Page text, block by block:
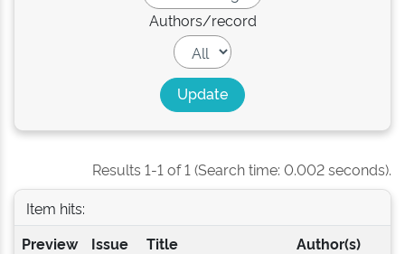
Authors/record
Results 1-1 of 1 (Search time: 0.002 seconds).
Item hits:
Preview
Issue
Title Author(s)